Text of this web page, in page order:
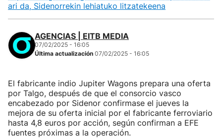
ari da, Sidenorrekin lehiatuko litzatekeena
AGENCIAS | EITB MEDIA
07/02/2025 - 16:05
Última actualización 07/02/2025 - 16:05
El fabricante indio Jupiter Wagons prepara una oferta
por Talgo, después de que el consorcio vasco
encabezado por Sidenor confirmase el jueves la
mejora de su oferta inicial por el fabricante ferroviario
hasta 4,8 euros por acción, según confirman a EFE
fuentes próximas a la operación.